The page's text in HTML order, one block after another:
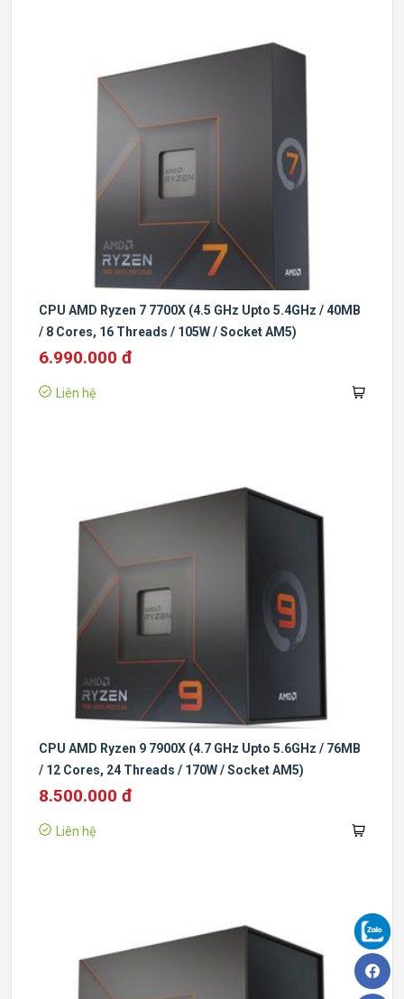
CPU AMD Ryzen 7 7700X (4.5 GHz Upto 5.4GHz / 40MB
/ 8 Cores, 16 Threads / 105W / Socket AM5)
6.990.000 đ
Liên hệ
CPU AMD Ryzen 9 7900X (4.7 GHz Upto 5.6GHz / 76MB
/ 12 Cores, 24 Threads / 170W / Socket AM5)
8.500.000 đ
Liên hệ